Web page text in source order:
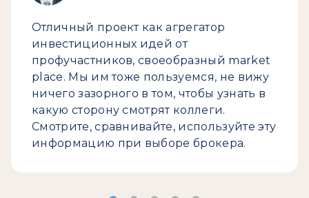
Отличный проект как агрегатор
инвестиционных идей от
профучастников, своеобразный market
place. Мы им тоже пользуемся, не вижу
ничего зазорного в том, чтобы узнать в
какую сторону смотрят коллеги.
Смотрите, сравнивайте, используйте эту
информацию при выборе брокера.